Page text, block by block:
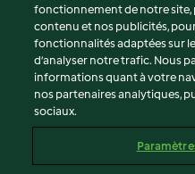
© Copyright 2026
Conditions d'utilisation
Politique de confidentialité
Non-responsabilité
Mentions légales
Contenu du rapport
fonctionnement de notre
contenu et nos publicités,
fonctionnalités adaptées sur
d’analyser notre trafic. Nous
informations quant à votre
nos partenaires analytiques,
sociaux.